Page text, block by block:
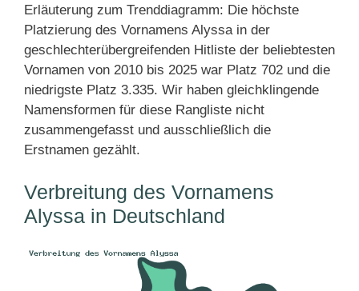
Erläuterung zum Trenddiagramm: Die höchste
Platzierung des Vornamens Alyssa in der
geschlechterübergreifenden Hitliste der beliebtesten
Vornamen von 2010 bis 2025 war Platz 702 und die
niedrigste Platz 3.335. Wir haben gleichklingende
Namensformen für diese Rangliste nicht
zusammengefasst und ausschließlich die
Erstnamen gezählt.
Verbreitung des Vornamens
Alyssa in Deutschland